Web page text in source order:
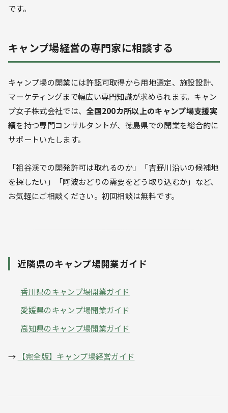
です。
キャンプ場経営の専門家に相談する
キャンプ場の開業には許認可取得から用地選定、施設設計、
マーケティングまで幅広い専門知識が求められます。キャン
プ女子株式会社では、 全国200カ所以上のキャンプ場支援実
績を持つ専門コンサルタントが、徳島県での開業を総合的に
サポートいたします。
「祖谷渓での開発許可は取れるのか」「吉野川沿いの候補地
を探したい」「阿波おどりの需要をどう取り込むか」など、
お気軽にご相談ください。初回相談は無料です。
近隣県のキャンプ場開業ガイド
香川県のキャンプ場開業ガイド
愛媛県のキャンプ場開業ガイド
高知県のキャンプ場開業ガイド
→ 【完全版】キャンプ場経営ガイド